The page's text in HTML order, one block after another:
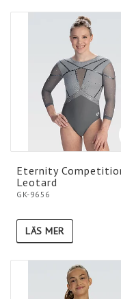
Eternity
Leotard
GK-9656
LÄS MER